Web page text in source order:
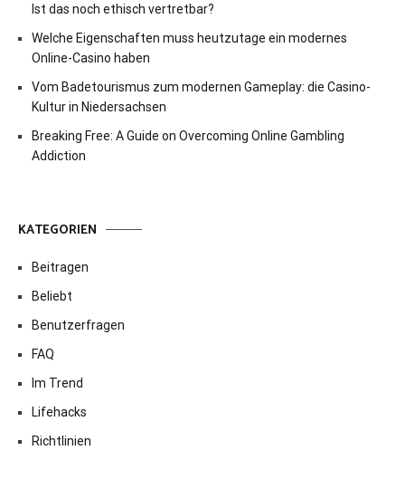
Ist das noch ethisch vertretbar?
Welche Eigenschaften muss heutzutage ein modernes
Online-Casino haben
Vom Badetourismus zum modernen Gameplay: die Casino-
Kultur in Niedersachsen
Breaking Free: A Guide on Overcoming Online Gambling
Addiction
KATEGORIEN
Beitragen
Beliebt
Benutzerfragen
FAQ
Im Trend
Lifehacks
Richtlinien